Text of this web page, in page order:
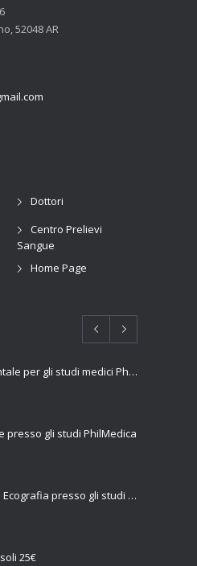
52048 AR
Dottori
Centro Prelievi
Sangue
Home Page
Sanificazione ambientale per gli studi medici PhilMedica
presso gli studi PhilMedica
Da Gennaio servizi di Ecografia presso gli studi Philmedica
25€